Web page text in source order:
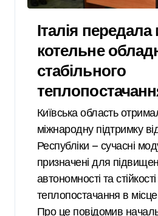
Італія
котельне
стабільного
Київська область отримала суттєву
міжнародну підтримку від
Республіки — сучасні
призначені для
автономності та
теплопостачання в
Про це повідомив